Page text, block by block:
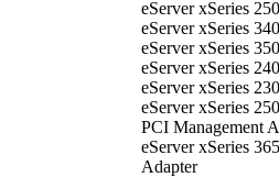
eServer xSeries
eServer xSeries
eServer xSeries
eServer xSeries
eServer xSeries
eServer xSeries
PCI Management
eServer xSeries
Adapter